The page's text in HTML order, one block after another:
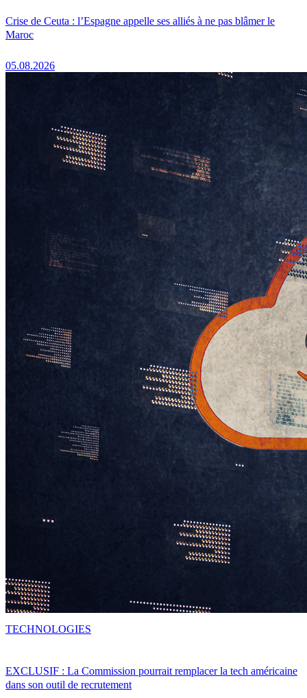
Crise de Ceuta : l’Espagne appelle ses alliés à ne pas blâmer le
Maroc
05.08.2026
EXCLUSIF : La Commission pourrait remplacer la tech américaine
dans son outil de recrutement
TECHNOLOGIES